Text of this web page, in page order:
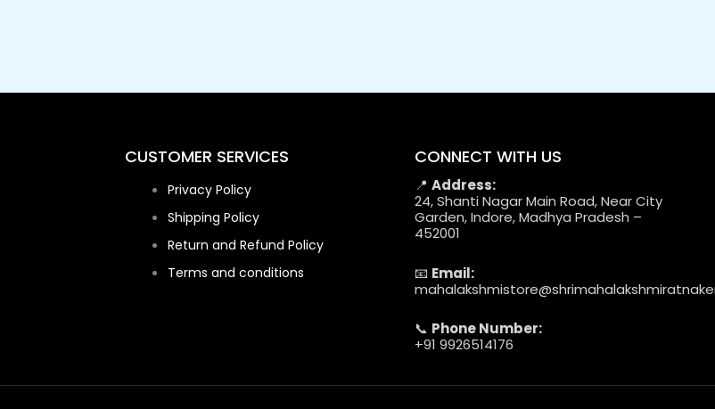
CUSTOMER SERVICES
Privacy Policy
Shipping Policy
Return and Refund Policy
Terms and conditions
CONNECT WITH US
📍 Address:
24, Shanti Nagar Main Road, Near City
Garden, Indore, Madhya Pradesh –
452001
📧 Email:
📞 Phone Number:
+91 9926514176